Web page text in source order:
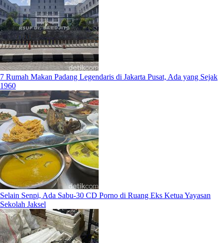
7 Rumah Makan Padang Legendaris di Jakarta Pusat, Ada yang Sejak
1960
Selain Senpi, Ada Sabu-30 CD Porno di Ruang Eks Ketua Yayasan
Sekolah Jaksel